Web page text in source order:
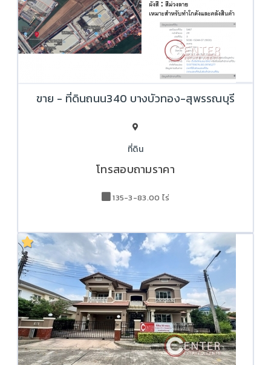
ขาย - ที่ดินถนน340 บางบัวทอง-สุพรรณบุรี
ที่ดิน
โทรสอบถามราคา
135-3-83.00 ไร่